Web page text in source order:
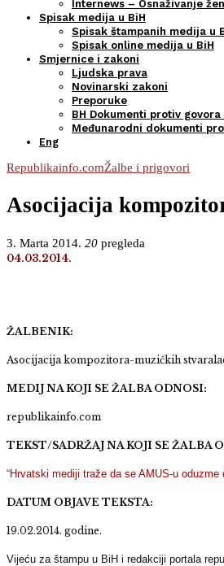
Internews – Osnaživanje
Spisak medija u BiH
Spisak štampanih medija u
Spisak online medija u BiH
Smjernice i zakoni
Ljudska prava
Novinarski zakoni
Preporuke
BH Dokumenti protiv
Međunarodni dokumenti
Eng
Republikainfo.comŽalbe i prigovori
Asocijacija
3. Marta 2014. 20 pregleda
04.03.2014.
ŽALBENIK:
Asocijacija kompozitora-muzičkih
MEDIJ NA KOJI SE ŽALBA ODNOSI:
republikainfo.com
TEKST/SADRŽAJ NA KOJI SE ŽALBA
“Hrvatski mediji traže da se AMUS-u oduzme
DATUM OBJAVE TEKSTA:
19.02.2014. godine.
Vijeću za štampu u BiH i redakciji portala